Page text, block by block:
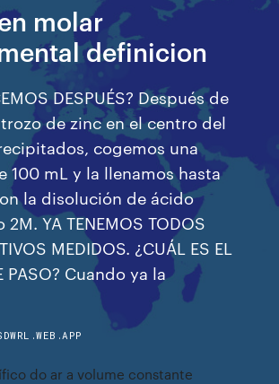
molar
definicion
DESPUÉS? Después de
de zinc en el centro del
cogemos una
100 mL y la llenamos hasta
la disolución de ácido
YA TENEMOS TODOS
MEDIDOS. ¿CUÁL ES EL
PASO? Cuando ya la
do ar a volume constante